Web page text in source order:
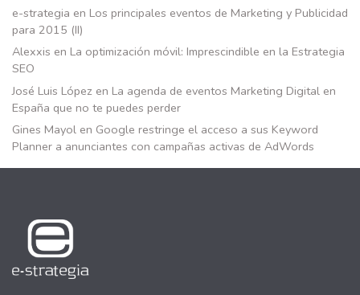
e-strategia en Los principales eventos de Marketing y Publicidad
para 2015 (II)
Alexxis en La optimización móvil: Imprescindible en la Estrategia
SEO
José Luis López en La agenda de eventos Marketing Digital en
España que no te puedes perder
Gines Mayol en Google restringe el acceso a sus Keyword
Planner a anunciantes con campañas activas de AdWords